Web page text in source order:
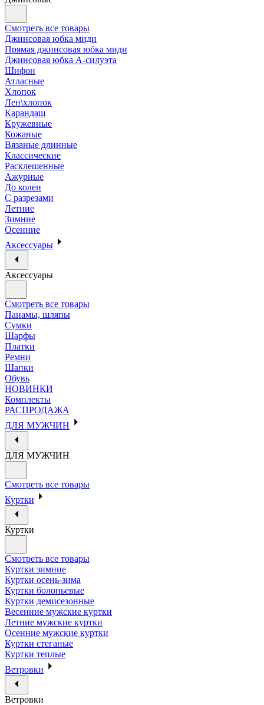
Смотреть все товары
Джинсовая юбка миди
Прямая джинсовая юбка миди
Джинсовая юбка А-силуэта
Шифон
Атласные
Хлопок
Лен\хлопок
Карандаш
Кружевные
Кожаные
Вязаные длинные
Классические
Расклешенные
Ажурные
До колен
С разрезами
Летние
Зимние
Осенние
Аксессуары
Аксессуары
Смотреть все товары
Панамы, шляпы
Сумки
Шарфы
Платки
Ремни
Шапки
Обувь
НОВИНКИ
Комплекты
РАСПРОДАЖА
ДЛЯ МУЖЧИН
ДЛЯ МУЖЧИН
Смотреть все товары
Куртки
Куртки
Смотреть все товары
Куртки зимние
Куртки осень-зима
Куртки болоньевые
Куртки демисезонные
Весенние мужские куртки
Летние мужские куртки
Осенние мужские куртки
Куртки стеганые
Куртки теплые
Ветровки
Ветровки